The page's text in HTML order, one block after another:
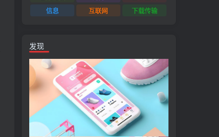
信息
互联网 下载传输
发现